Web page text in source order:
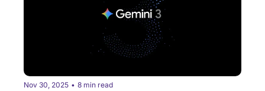
Nov 30, 2025 • 8 min read